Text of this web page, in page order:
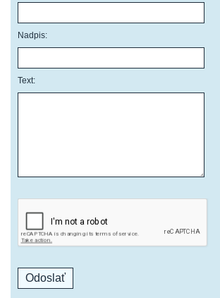
Nadpis:
Text: